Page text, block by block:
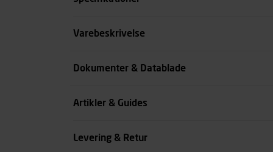
Størrelse
Varebeskrivelse
Dokumenter & Datablade
Artikler & Guides
Levering & Retur